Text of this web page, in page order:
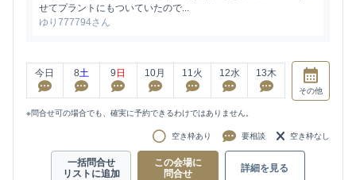
せてプラントにもついていたので...
ゆり777794さん
今日 8土 9 日 10月 11火 12水 13木
その他
※問合せ可の場合でも、確実に予約できるわけではありません。
空き枠あり 要相談 空き枠なし
一括問合せ
リストに追加
この会場に
問合せ
詳細を見る